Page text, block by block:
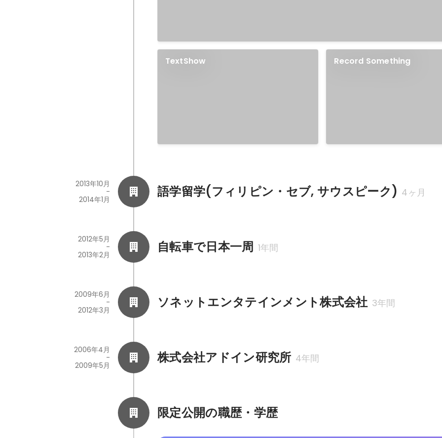
TextShow Record Something
語学留学(フィリピン・セブ, サウスピーク) 4ヶ月
2013年10月
-
2014年1月
自転車で日本一周 1年間
2012年5月
-
2013年2月
ソネットエンタテインメント株式会社 3年間
2009年6月
-
2012年3月
株式会社アドイン研究所 4年間
2006年4月
-
2009年5月
限定公開の職歴・学歴